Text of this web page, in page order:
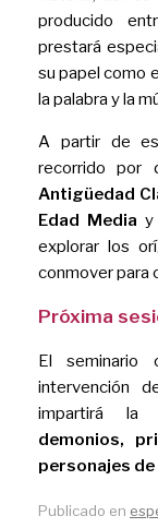
producido
prestará
su papel como
la palabra y la
A partir de
recorrido por
Antigüedad
Edad Media y
explorar los
conmover para
Próxima
El seminario
intervención
impartirá la
demonios,
personajes de
Publicado en